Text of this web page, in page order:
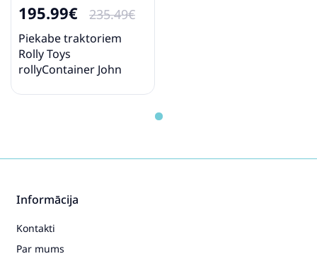
195.99€ 235.49€
Piekabe traktoriem
Rolly Toys
rollyContainer John
125098
Informācija
Kontakti
Par mums